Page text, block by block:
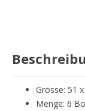
Grösse: 51
Menge: 6